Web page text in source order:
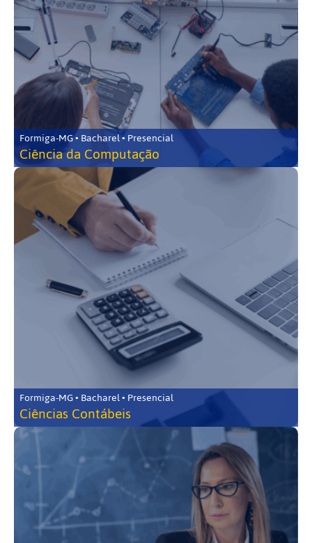
Formiga-MG • Bacharel • Presencial
Ciência da Computação
Formiga-MG • Bacharel • Presencial
Ciências Contábeis